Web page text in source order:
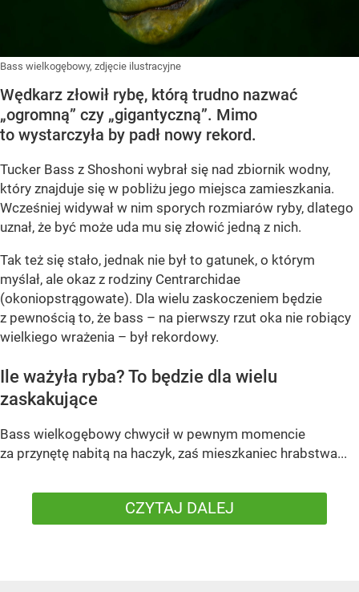
Bass wielkogębowy, zdjęcie ilustracyjne
Wędkarz złowił rybę, którą trudno nazwać
„ogromną” czy „gigantyczną”. Mimo
to wystarczyła by padł nowy rekord.
Tucker Bass z Shoshoni wybrał się nad zbiornik wodny,
który znajduje się w pobliżu jego miejsca zamieszkania.
Wcześniej widywał w nim sporych rozmiarów ryby, dlatego
uznał, że być może uda mu się złowić jedną z nich.
Tak też się stało, jednak nie był to gatunek, o którym
myślał, ale okaz z rodziny Centrarchidae
(okoniopstrągowate). Dla wielu zaskoczeniem będzie
z pewnością to, że bass – na pierwszy rzut oka nie robiący
wielkiego wrażenia – był rekordowy.
Ile ważyła ryba? To będzie dla wielu
zaskakujące
Bass wielkogębowy chwycił w pewnym momencie
za przynętę nabitą na haczyk, zaś mieszkaniec hrabstwa...
CZYTAJ DALEJ